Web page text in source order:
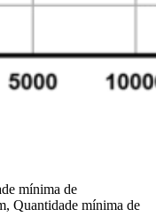
mínima de
Quantidade mínima de